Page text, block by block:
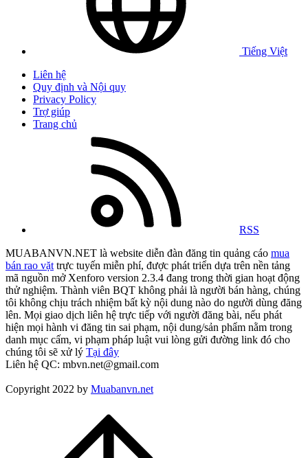
Tiếng Việt
Liên hệ
Quy định và Nội quy
Privacy Policy
Trợ giúp
Trang chủ
RSS
MUABANVN.NET là website diễn đàn đăng tin quảng cáo mua
bán rao vặt trực tuyến miễn phí, được phát triển dựa trên nền tảng
mã nguồn mở Xenforo version 2.3.4 đang trong thời gian hoạt động
thử nghiệm. Thành viên BQT không phải là người bán hàng, chúng
tôi không chịu trách nhiệm bất kỳ nội dung nào do người dùng đăng
lên. Mọi giao dịch liên hệ trực tiếp với người đăng bài, nếu phát
hiện mọi hành vi đăng tin sai phạm, nội dung/sản phẩm nằm trong
danh mục cấm, vi phạm pháp luật vui lòng gửi đường link đó cho
chúng tôi sẽ xử lý Tại đây
Liên hệ QC: mbvn.net@gmail.com
Copyright 2022 by Muabanvn.net